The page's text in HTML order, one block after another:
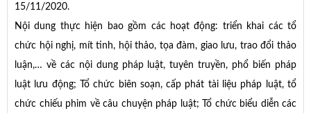
15/11/2020.
Nội dung thực hiện bao gồm các hoạt động: triển khai các tổ
chức hội nghị, mít tinh, hội thảo, tọa đàm, giao lưu, trao đổi thảo
luận,… về các nội dung pháp luật, tuyên truyền, phổ biến pháp
luật lưu động; Tổ chức biên soạn, cấp phát tài liệu pháp luật, tổ
chức chiếu phim về câu chuyện pháp luật; Tổ chức biểu diễn các